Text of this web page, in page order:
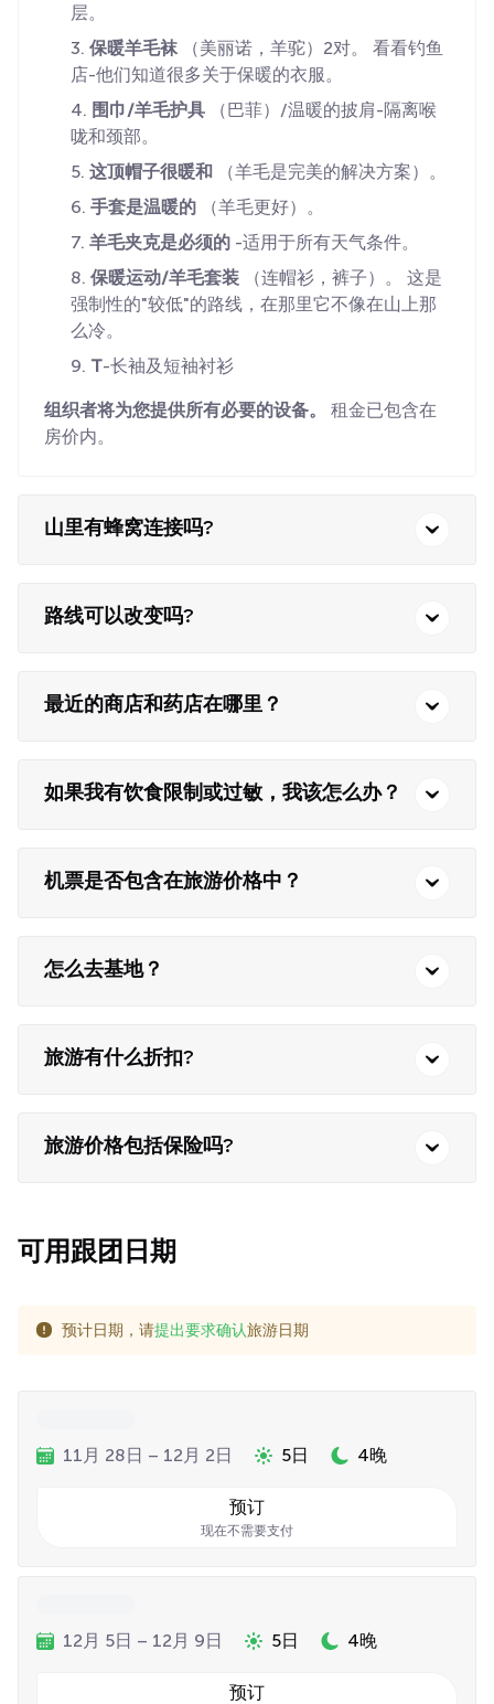
层。
保暖羊毛袜 （美丽诺，羊驼）2对。 看看钓鱼
店-他们知道很多关于保暖的衣服。
围巾/羊毛护具 （巴菲）/温暖的披肩-隔离喉
咙和颈部。
这顶帽子很暖和 （羊毛是完美的解决方案）。
手套是温暖的 （羊毛更好）。
羊毛夹克是必须的 -适用于所有天气条件。
保暖运动/羊毛套装 （连帽衫，裤子）。 这是
强制性的"较低"的路线，在那里它不像在山上那
么冷。
T-长袖及短袖衬衫
组织者将为您提供所有必要的设备。 租金已包含在
房价内。
山里有蜂窝连接吗?
路线可以改变吗?
最近的商店和药店在哪里？
如果我有饮食限制或过敏，我该怎么办？
机票是否包含在旅游价格中？
怎么去基地？
旅游有什么折扣?
旅游价格包括保险吗?
可用跟团日期
预计日期，请提出要求确认旅游日期
11月 28日 – 12月 2日 5日 4晚
预订
现在不需要支付
12月 5日 – 12月 9日 5日 4晚
预订